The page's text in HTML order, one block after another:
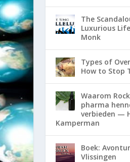
The
Luxurious
Monk
Types of
How to Stop
Waarom
pharma
verbieden —
Kamperman
Boek:
Vlissingen